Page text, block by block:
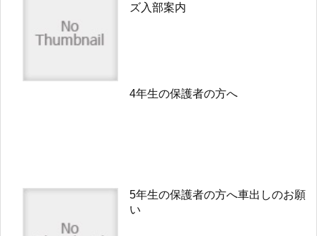
ズ入部案内
4年生の保護者の方へ
5年生の保護者の方へ車出しのお願
い